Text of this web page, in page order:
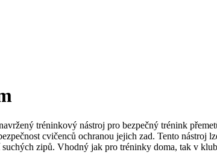
tréninkový nástroj pro bezpečný trénink
cvičenců ochranou jejich zad. Tento
zipů. Vhodný jak pro tréninky doma, tak v